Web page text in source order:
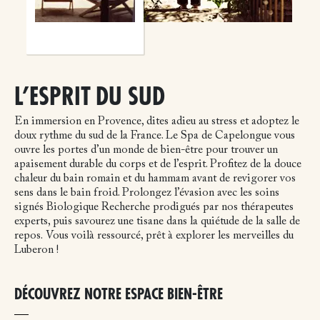
L’ESPRIT DU SUD
En immersion en Provence, dites adieu au stress et adoptez le
doux rythme du sud de la France. Le Spa de Capelongue vous
ouvre les portes d’un monde de bien-être pour trouver un
apaisement durable du corps et de l’esprit. Profitez de la douce
chaleur du bain romain et du hammam avant de revigorer vos
sens dans le bain froid. Prolongez l’évasion avec les soins
signés Biologique Recherche prodigués par nos thérapeutes
experts, puis savourez une tisane dans la quiétude de la salle de
repos. Vous voilà ressourcé, prêt à explorer les merveilles du
Luberon !
DÉCOUVREZ NOTRE ESPACE BIEN-ÊTRE